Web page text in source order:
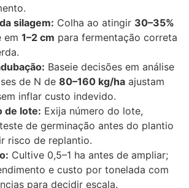
silagem: Colha ao atingir 30–35%
em 1–2 cm para fermentação correta
Baseie decisões em análise
de N de 80–160 kg/ha ajustam
inflar custo indevido.
de lote: Exija número do lote,
de germinação antes do plantio
risco de replantio.
Cultive 0,5–1 ha antes de ampliar;
e custo por tonelada com
para decidir escala.